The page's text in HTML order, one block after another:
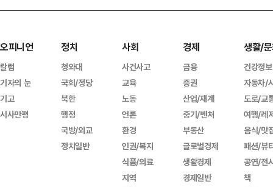
오피니언
칼럼
기자의 눈
기고
시사만평
정치
청와대
국회/정당
북한
행정
국방/외교
정치일반
사회
사건사고
교육
노동
언론
환경
인권/복지
식품/의료
지역
경제
금융
증권
산업/재계
중기/벤처
부동산
글로벌경제
생활경제
경제일반
생활/
건강정보
자동차/
도로/교
여행/레
음식/맛
패션/뷰
공연/전
책